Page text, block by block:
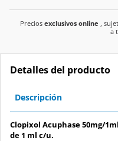
Precios exclusivos online ,
a
Detalles del producto
Descripción
Clopixol Acuphase 50mg/
de 1 ml c/u.